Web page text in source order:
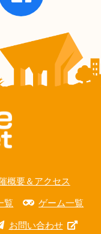
概要＆アクセス
覧 ゲーム一覧
お問い合わせ